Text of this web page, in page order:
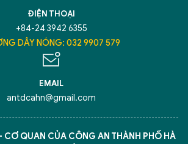
ĐIỆN THOẠI
+84-24 3942 6355
DÂY NÓNG: 032 9907 579
EMAIL
antdcahn@gmail.com
CƠ QUAN CỦA CÔNG AN THÀNH PHỐ HÀ